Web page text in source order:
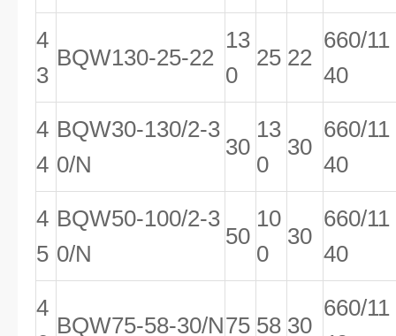
4
3
BQW130-25-22
13
0
25 22
660/11
40
4
4
BQW30-130/2-3
0/N
30
13
0
30
660/11
40
4
5
BQW50-100/2-3
0/N
50
10
0
30
660/11
40
4
BQW75-58-30/N75 58 30
660/11